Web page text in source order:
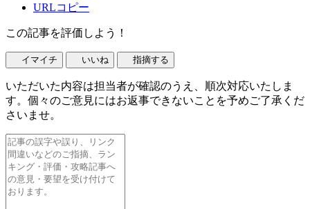
URLコピー
この記事を評価しよう！
イマイチ いいね 指摘する
いただいた内容は担当者が確認のうえ、順次対応いたしま
す。個々のご意見にはお返事できないことを予めご了承くだ
さいませ。